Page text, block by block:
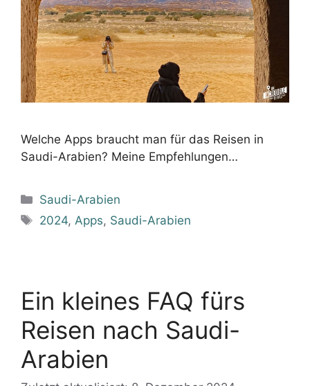
Welche Apps braucht man für das Reisen in
Saudi-Arabien? Meine Empfehlungen…
Kategorien
Saudi-Arabien
Schlagwörter
2024, Apps, Saudi-Arabien
Ein kleines FAQ fürs
Reisen nach Saudi-
Arabien